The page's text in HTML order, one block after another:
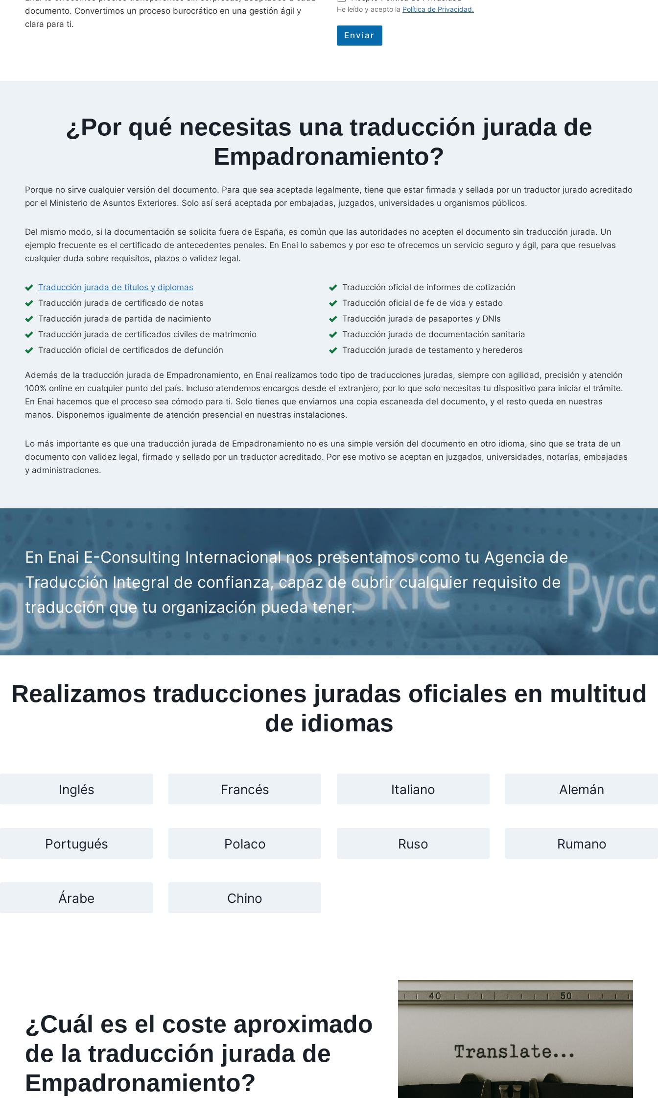
documento. Convertimos un proceso burocrático en una gestión ágil y
clara para ti.
o
í
i
a
c
d
a
He leído y acepto la Política de Privacidad.
Enviar
n
a
e
:
¿Por qué necesitas una traducción jurada de
Empadronamiento?
Porque no sirve cualquier versión del documento. Para que sea aceptada legalmente, tiene que estar firmada y sellada por un traductor jurado acreditado
por el Ministerio de Asuntos Exteriores. Solo así será aceptada por embajadas, juzgados, universidades u organismos públicos.
Del mismo modo, si la documentación se solicita fuera de España, es común que las autoridades no acepten el documento sin traducción jurada. Un
ejemplo frecuente es el certificado de antecedentes penales. En Enai lo sabemos y por eso te ofrecemos un servicio seguro y ágil, para que resuelvas
cualquier duda sobre requisitos, plazos o validez legal.
Traducción jurada de títulos y diplomas
Traducción oficial de informes de cotización
Traducción jurada de certificado de notas
Traducción oficial de fe de vida y estado
Traducción jurada de partida de nacimiento
Traducción jurada de pasaportes y DNIs
Traducción jurada de certificados civiles de matrimonio
Traducción jurada de documentación sanitaria
Traducción oficial de certificados de defunción
Traducción jurada de testamento y herederos
Además de la traducción jurada de Empadronamiento, en Enai realizamos todo tipo de traducciones juradas, siempre con agilidad, precisión y atención
100% online en cualquier punto del país. Incluso atendemos encargos desde el extranjero, por lo que solo necesitas tu dispositivo para iniciar el trámite.
En Enai hacemos que el proceso sea cómodo para ti. Solo tienes que enviarnos una copia escaneada del documento, y el resto queda en nuestras
manos. Disponemos igualmente de atención presencial en nuestras instalaciones.
Lo más importante es que una traducción jurada de Empadronamiento no es una simple versión del documento en otro idioma, sino que se trata de un
documento con validez legal, firmado y sellado por un traductor acreditado. Por ese motivo se aceptan en juzgados, universidades, notarías, embajadas
y administraciones.
En Enai E-Consulting Internacional nos presentamos como tu Agencia de
Traducción Integral de confianza, capaz de cubrir cualquier requisito de
traducción que tu organización pueda tener.
Realizamos traducciones juradas oficiales en multitud
de idiomas
Inglés Francés Italiano Alemán
Portugués Polaco Ruso Rumano
Árabe Chino
¿Cuál es el coste aproximado
de la traducción jurada de
Empadronamiento?